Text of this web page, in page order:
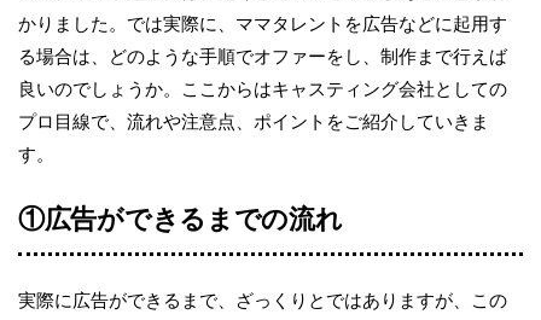
かりました。では実際に、ママタレントを広告などに起用す
る場合は、どのような手順でオファーをし、制作まで行えば
良いのでしょうか。ここからはキャスティング会社としての
プロ目線で、流れや注意点、ポイントをご紹介していきま
す。
①広告ができるまでの流れ
実際に広告ができるまで、ざっくりとではありますが、この